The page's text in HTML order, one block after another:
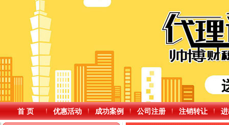
首 页 优惠活动 成功案例 公司注册 注销转让